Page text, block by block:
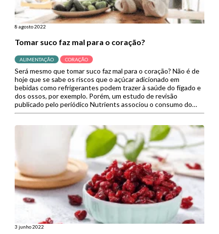
8 agosto 2022
Tomar suco faz mal para o coração?
ALIMENTAÇÃO CORAÇÃO
Será mesmo que tomar suco faz mal para o coração? Não é de
hoje que se sabe os riscos que o açúcar adicionado em
bebidas como refrigerantes podem trazer à saúde do fígado e
dos ossos, por exemplo. Porém, um estudo de revisão
publicado pelo periódico Nutrients associou o consumo do
suco de frutas a […]
3 junho 2022